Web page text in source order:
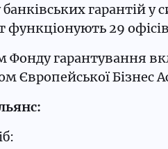
гарантій у
29
гарантування
Європейської Бізнес